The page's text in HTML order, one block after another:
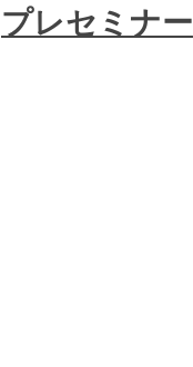
プレセミナー